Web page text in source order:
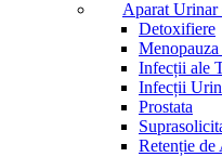
Aparat Urinar
Detoxifiere
Infecții ale
Infecții
Prostata
Retenție de